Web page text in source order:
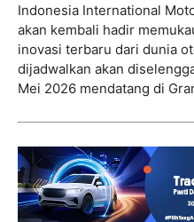
Indonesia International
akan kembali hadir
inovasi terbaru dari dunia
dijadwalkan akan
Mei 2026 mendatang di